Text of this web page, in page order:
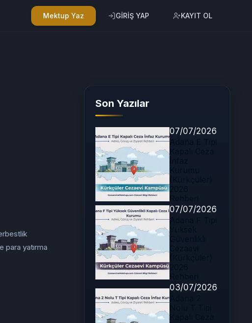
Mektup Yaz GİRİŞ YAP KAYIT OL
para yatırma
Son Yazılar
07/07/2026
07/07/2026
03/07/2026